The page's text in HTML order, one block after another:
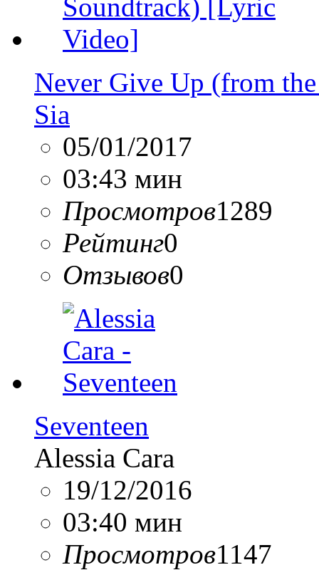
Never Give Up (from
Sia
05/01/2017
03:43 мин
Просмотров1289
Рейтинг0
Отзывов0
Seventeen
Alessia Cara
19/12/2016
03:40 мин
Просмотров1147